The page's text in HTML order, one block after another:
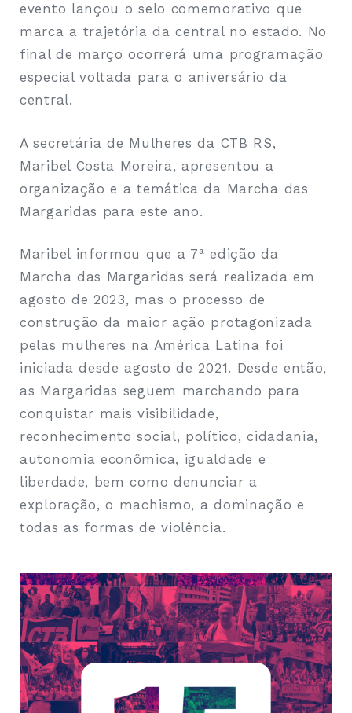
evento lançou o selo comemorativo que
marca a trajetória da central no estado. No
final de março ocorrerá uma programação
especial voltada para o aniversário da
central.
A secretária de Mulheres da CTB RS,
Maribel Costa Moreira, apresentou a
organização e a temática da Marcha das
Margaridas para este ano.
Maribel informou que a 7ª edição da
Marcha das Margaridas será realizada em
agosto de 2023, mas o processo de
construção da maior ação protagonizada
pelas mulheres na América Latina foi
iniciada desde agosto de 2021. Desde então,
as Margaridas seguem marchando para
conquistar mais visibilidade,
reconhecimento social, político, cidadania,
autonomia econômica, igualdade e
liberdade, bem como denunciar a
exploração, o machismo, a dominação e
todas as formas de violência.